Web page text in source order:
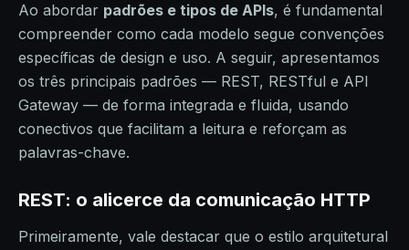
Ao abordar padrões e tipos de APIs, é fundamental
compreender como cada modelo segue convenções
específicas de design e uso. A seguir, apresentamos
os três principais padrões — REST, RESTful e API
Gateway — de forma integrada e fluida, usando
conectivos que facilitam a leitura e reforçam as
palavras-chave.
REST: o alicerce da comunicação HTTP
Primeiramente, vale destacar que o estilo arquitetural